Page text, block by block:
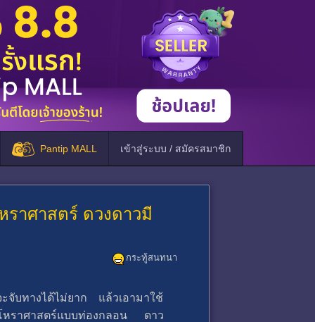
Pantip MALL เข้าสู่ระบบ / สมัครสมาชิก
ราศาสตร์ ดวงดาวมี
กระทู้สนทนา
บทางได้ไม่ยาก แล้วเอามาใช้
หราศาสตร์แบบท่องกลอน ดาว